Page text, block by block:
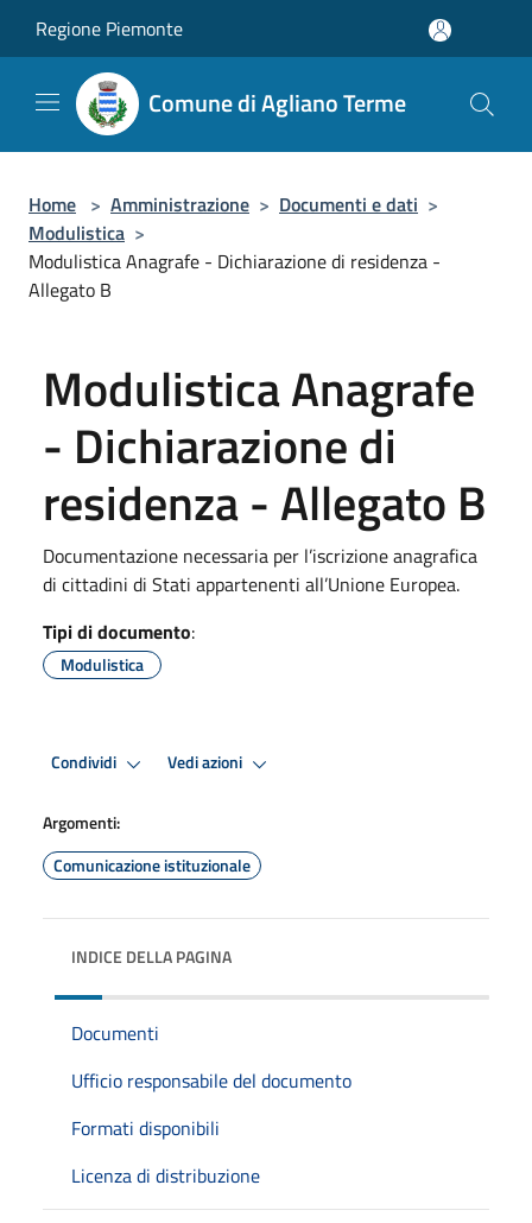
Regione Piemonte
Comune di Agliano Terme
Home > Amministrazione > Documenti e dati >
Modulistica >
Modulistica Anagrafe - Dichiarazione di residenza -
Allegato B
Modulistica Anagrafe
- Dichiarazione di
residenza - Allegato B
Documentazione necessaria per l’iscrizione anagrafica
di cittadini di Stati appartenenti all’Unione Europea.
Tipi di documento:
Modulistica
Condividi Vedi azioni
Argomenti:
Comunicazione istituzionale
INDICE DELLA PAGINA
Documenti
Ufficio responsabile del documento
Formati disponibili
Licenza di distribuzione